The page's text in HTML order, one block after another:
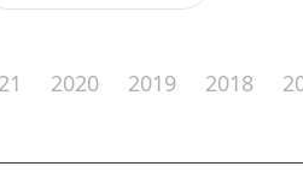
2020 2019 2018